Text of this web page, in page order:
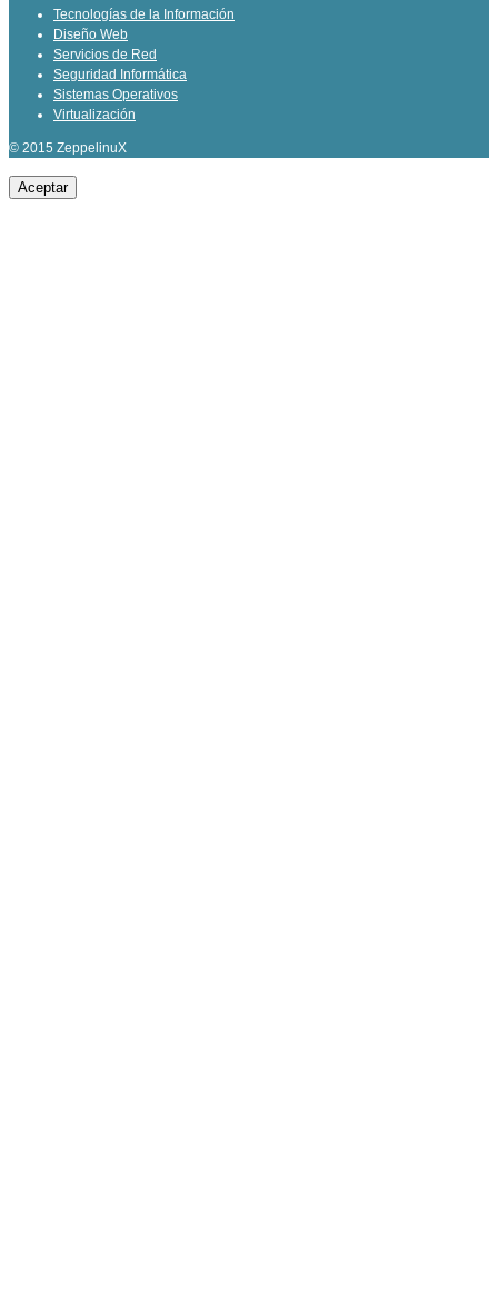
Tecnologías de la Información
Diseño Web
Servicios de Red
Seguridad Informática
Sistemas Operativos
Virtualización
© 2015 ZeppelinuX
Aceptar